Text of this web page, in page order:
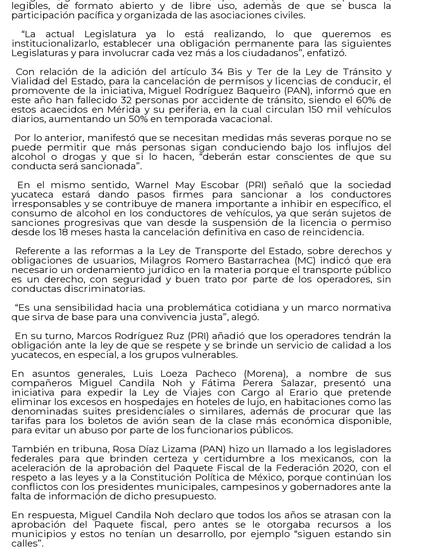
legibles, de formato abierto y de libre uso, además de que se busca la
participación pacífica y organizada de las asociaciones civiles.
“La actual Legislatura ya lo está realizando, lo que queremos es
institucionalizarlo, establecer una obligación permanente para las siguientes
Legislaturas y para involucrar cada vez más a los ciudadanos”, enfatizó.
Con relación de la adición del artículo 34 Bis y Ter de la Ley de Tránsito y
Vialidad del Estado, para la cancelación de permisos y licencias de conducir, el
promovente de la iniciativa, Miguel Rodríguez Baqueiro (PAN), informó que en
este año han fallecido 32 personas por accidente de tránsito, siendo el 60% de
estos acaecidos en Mérida y su periferia, en la cual circulan 150 mil vehículos
diarios, aumentando un 50% en temporada vacacional.
Por lo anterior, manifestó que se necesitan medidas más severas porque no se
puede permitir que más personas sigan conduciendo bajo los influjos del
alcohol o drogas y que si lo hacen, “deberán estar conscientes de que su
conducta será sancionada”.
En el mismo sentido, Warnel May Escobar (PRI) señaló que la sociedad
yucateca estará dando pasos firmes para sancionar a los conductores
irresponsables y se contribuye de manera importante a inhibir en específico, el
consumo de alcohol en los conductores de vehículos, ya que serán sujetos de
sanciones progresivas que van desde la suspensión de la licencia o permiso
desde los 18 meses hasta la cancelación definitiva en caso de reincidencia.
Referente a las reformas a la Ley de Transporte del Estado, sobre derechos y
obligaciones de usuarios, Milagros Romero Bastarrachea (MC) indicó que era
necesario un ordenamiento jurídico en la materia porque el transporte público
es un derecho, con seguridad y buen trato por parte de los operadores, sin
conductas discriminatorias.
“Es una sensibilidad hacia una problemática cotidiana y un marco normativa
que sirva de base para una convivencia justa”, alegó.
En su turno, Marcos Rodríguez Ruz (PRI) añadió que los operadores tendrán la
obligación ante la ley de que se respete y se brinde un servicio de calidad a los
yucatecos, en especial, a los grupos vulnerables.
En asuntos generales, Luis Loeza Pacheco (Morena), a nombre de sus
compañeros Miguel Candila Noh y Fátima Perera Salazar, presentó una
iniciativa para expedir la Ley de Viajes con Cargo al Erario que pretende
eliminar los excesos en hospedajes en hoteles de lujo, en habitaciones como las
denominadas suites presidenciales o similares, además de procurar que las
tarifas para los boletos de avión sean de la clase más económica disponible,
para evitar un abuso por parte de los funcionarios públicos.
También en tribuna, Rosa Díaz Lizama (PAN) hizo un llamado a los legisladores
federales para que brinden certeza y certidumbre a los mexicanos, con la
aceleración de la aprobación del Paquete Fiscal de la Federación 2020, con el
respeto a las leyes y a la Constitución Política de México, porque continúan los
conflictos con los presidentes municipales, campesinos y gobernadores ante la
falta de información de dicho presupuesto.
En respuesta, Miguel Candila Noh declaro que todos los años se atrasan con la
aprobación del Paquete fiscal, pero antes se le otorgaba recursos a los
municipios y estos no tenían un desarrollo, por ejemplo “siguen estando sin
calles”.